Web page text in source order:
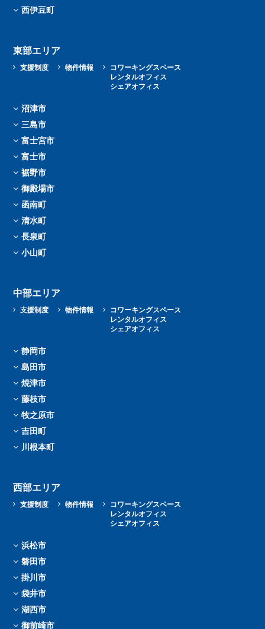
西伊豆町
東部エリア
支援制度 物件情報
コワーキングスペース
レンタルオフィス
シェアオフィス
沼津市
三島市
富士宮市
富士市
裾野市
御殿場市
函南町
清水町
長泉町
小山町
中部エリア
支援制度 物件情報
コワーキングスペース
レンタルオフィス
シェアオフィス
静岡市
島田市
焼津市
藤枝市
牧之原市
吉田町
川根本町
西部エリア
支援制度 物件情報
コワーキングスペース
レンタルオフィス
シェアオフィス
浜松市
磐田市
掛川市
袋井市
湖西市
御前崎市